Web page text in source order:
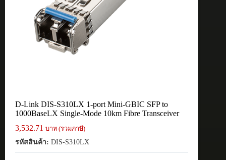
D-Link DIS-S310LX 1-port Mini-GBIC SFP to
1000BaseLX Single-Mode 10km Fibre Transceiver
3,532.71 บาท (รวมภาษี)
รหัสสินค้า: DIS-S310LX